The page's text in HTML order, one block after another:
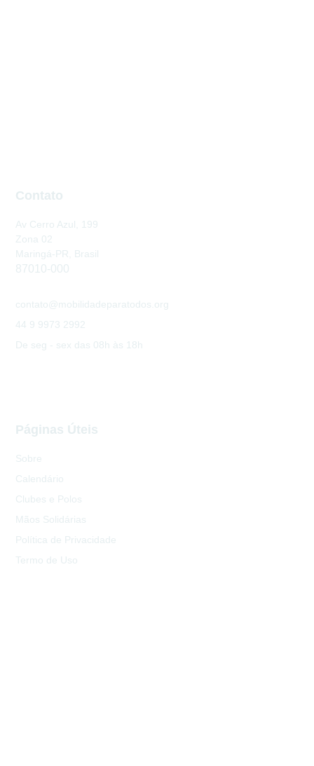
Páginas Úteis
Sobre
Calendário
Clubes e Polos
Mãos Solidárias
Política de Privacidade
Termo de Uso
Contato
Av Cerro Azul, 199
Zona 02
Maringá-PR, Brasil
87010-000
contato@mobilidadeparatodos.org
44 9 9973 2992
De seg - sex das 08h às 18h